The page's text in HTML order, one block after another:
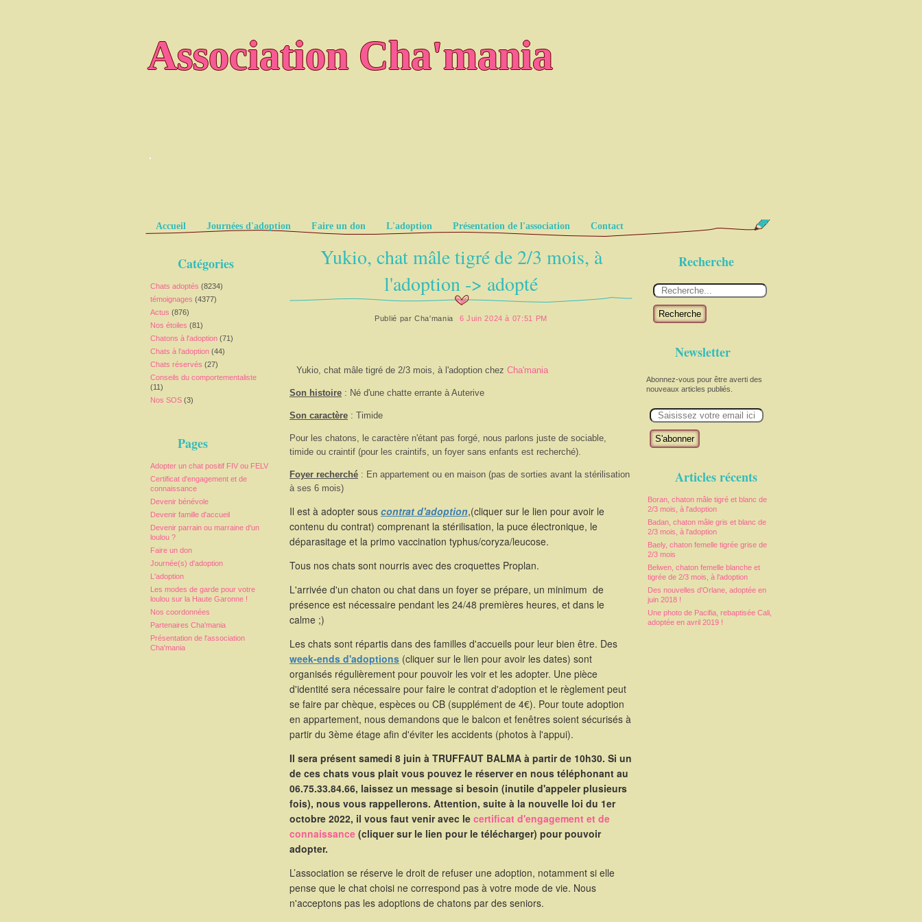
Association Cha'mania
.
Pages
Accueil Journées d'adoption Faire un don L'adoption Présentation de l'association Contact
Catégories
Chats adoptés (8234)
témoignages (4377)
Actus (876)
Nos étoiles (81)
Chatons à l'adoption (71)
Chats à l'adoption (44)
Chats réservés (27)
Conseils du comportementaliste
(11)
Nos SOS (3)
Pages
Adopter un chat positif FIV ou FELV
Certificat d'engagement et de
connaissance
Devenir bénévole
Devenir famille d'accueil
Devenir parrain ou marraine d'un
loulou ?
Faire un don
Journée(s) d'adoption
L'adoption
Les modes de garde pour votre
loulou sur la Haute Garonne !
Nos coordonnées
Partenaires Cha'mania
Présentation de l'association
Cha'mania
Recherche
Recherche
Newsletter
Abonnez-vous pour être averti des
nouveaux articles publiés.
m
Articles récents
Boran, chaton mâle tigré et blanc de
2/3 mois, à l'adoption
Badan, chaton mâle gris et blanc de
2/3 mois, à l'adoption
Baely, chaton femelle tigrée grise de
2/3 mois
Belwen, chaton femelle blanche et
tigrée de 2/3 mois, à l'adoption
Des nouvelles d'Orlane, adoptée en
juin 2018 !
Une photo de Pacifia, rebaptisée Cali,
adoptée en avril 2019 !
Yukio, chat mâle tigré de 2/3 mois, à
l'adoption -> adopté
Publié parCha'mania 6 Juin 2024 à 07:51 PM
Yukio, chat mâle tigré de 2/3 mois, à l'adoption chez Cha'mania
Son histoire : Né d'une chatte errante à Auterive
Son caractère : Timide
Pour les chatons, le caractère n'étant pas forgé, nous parlons juste de sociable,
timide ou craintif (pour les craintifs, un foyer sans enfants est recherché).
Foyer recherché : En appartement ou en maison (pas de sorties avant la stérilisation
à ses 6 mois)
Il est à adopter sous contrat d'adoption,(cliquer sur le lien pour avoir le
contenu du contrat) comprenant la stérilisation, la puce électronique, le
déparasitage et la primo vaccination typhus/coryza/leucose.
Tous nos chats sont nourris avec des croquettes Proplan.
L'arrivée d'un chaton ou chat dans un foyer se prépare, un minimum de
présence est nécessaire pendant les 24/48 premières heures, et dans le
calme ;)
Les chats sont répartis dans des familles d'accueils pour leur bien être. Des
week-ends d'adoptions (cliquer sur le lien pour avoir les dates) sont
organisés régulièrement pour pouvoir les voir et les adopter. Une pièce
d'identité sera nécessaire pour faire le contrat d'adoption et le règlement peut
se faire par chèque, espèces ou CB (supplément de 4€). Pour toute adoption
en appartement, nous demandons que le balcon et fenêtres soient sécurisés à
partir du 3ème étage afin d'éviter les accidents (photos à l'appui).
Il sera présent samedi 8 juin à TRUFFAUT BALMA à partir de 10h30. Si un
de ces chats vous plait vous pouvez le réserver en nous téléphonant au
06.75.33.84.66, laissez un message si besoin (inutile d'appeler plusieurs
fois), nous vous rappellerons. Attention, suite à la nouvelle loi du 1er
octobre 2022, il vous faut venir avec le certificat d'engagement et de
connaissance (cliquer sur le lien pour le télécharger) pour pouvoir
adopter.
L’association se réserve le droit de refuser une adoption, notamment si elle
pense que le chat choisi ne correspond pas à votre mode de vie. Nous
n'acceptons pas les adoptions de chatons par des seniors.